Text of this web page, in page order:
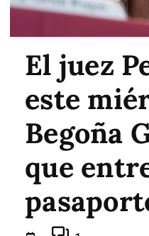
El juez
este
Begoña
que